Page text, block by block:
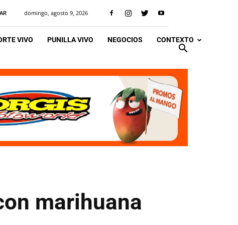
domingo, agosto 9, 2026
VIVO PUNILLA VIVO NEGOCIOS CONTEXTO
marihuana